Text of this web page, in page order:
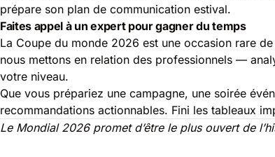
prépare son plan de communication estival.
Faites appel à un expert pour gagner du temps
La Coupe du monde 2026 est une occasion rare
nous mettons en relation des professionnels —
votre niveau.
Que vous prépariez une campagne, une soirée
recommandations actionnables. Fini les tableaux
Le Mondial 2026 promet d’être le plus ouvert de